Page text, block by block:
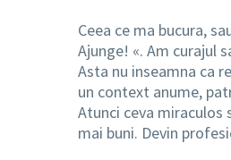
Ceea ce ma bucura,
Ajunge! «. Am curajul
Asta nu inseamna ca
un context anume,
Atunci ceva miraculos
mai buni. Devin